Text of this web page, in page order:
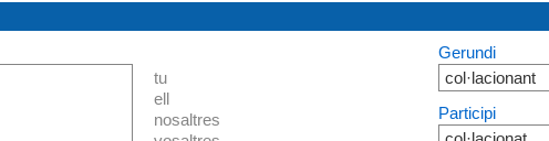
tu
ell
nosaltres
Gerundi
col·lacionant
Participi